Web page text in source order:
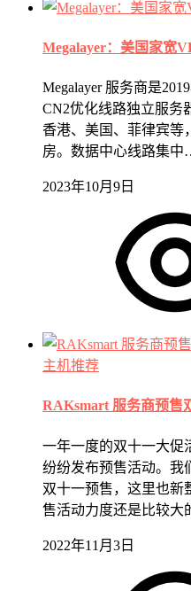
Megalayer：美国家宽
Megalayer 服务商是
CN2优化线路独立服务
香港、美国、菲律宾等
房。数据中心线路集
2023年10月9日
主机推荐
RAKsmart 服务商预售
一年一度的双十一大促
纷纷发布预售活动。我
双十一预售，这里也新
售活动力度还是比较
2022年11月3日